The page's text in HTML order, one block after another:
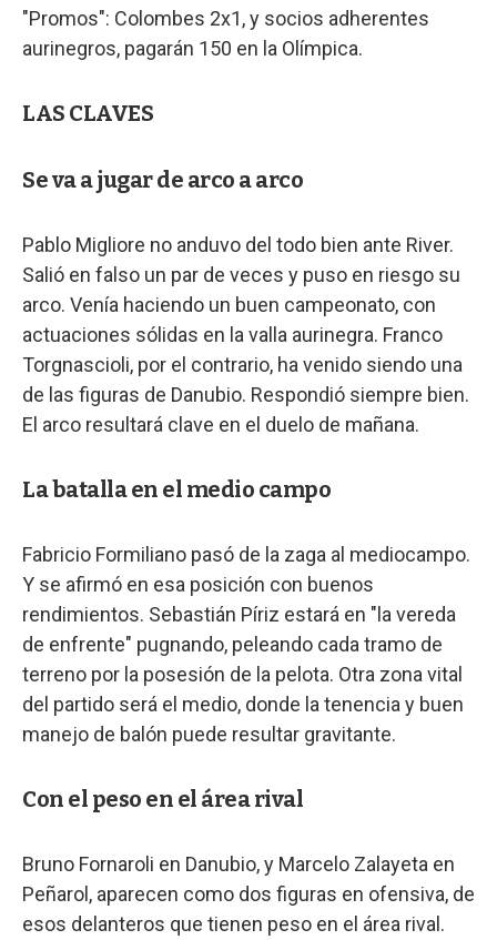
"Promos": Colombes 2x1, y socios adherentes
aurinegros, pagarán 150 en la Olímpica.
LAS CLAVES
Se va a jugar de arco a arco
Pablo Migliore no anduvo del todo bien ante River.
Salió en falso un par de veces y puso en riesgo su
arco. Venía haciendo un buen campeonato, con
actuaciones sólidas en la valla aurinegra. Franco
Torgnascioli, por el contrario, ha venido siendo una
de las figuras de Danubio. Respondió siempre bien.
El arco resultará clave en el duelo de mañana.
La batalla en el medio campo
Fabricio Formiliano pasó de la zaga al mediocampo.
Y se afirmó en esa posición con buenos
rendimientos. Sebastián Píriz estará en "la vereda
de enfrente" pugnando, peleando cada tramo de
terreno por la posesión de la pelota. Otra zona vital
del partido será el medio, donde la tenencia y buen
manejo de balón puede resultar gravitante.
Con el peso en el área rival
Bruno Fornaroli en Danubio, y Marcelo Zalayeta en
Peñarol, aparecen como dos figuras en ofensiva, de
esos delanteros que tienen peso en el área rival.